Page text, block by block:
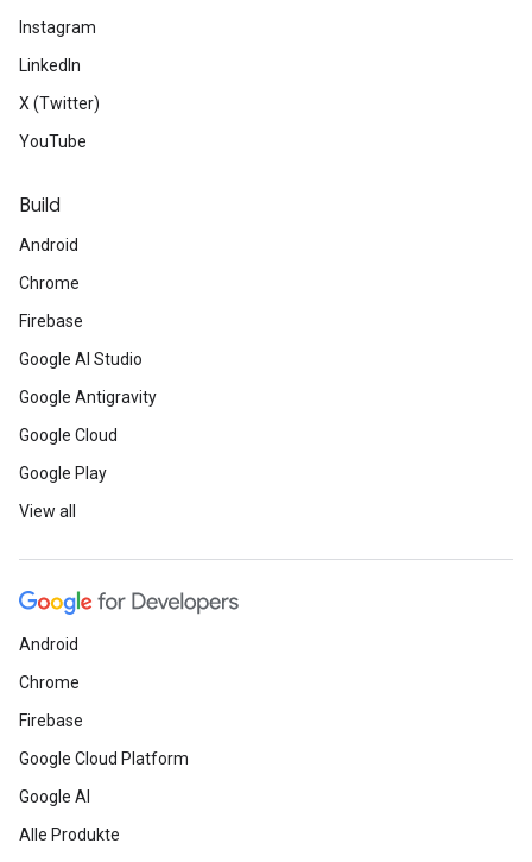
Instagram
LinkedIn
X (Twitter)
YouTube
Build
Android
Chrome
Firebase
Google AI Studio
Google Antigravity
Google Cloud
Google Play
View all
Android
Chrome
Firebase
Google Cloud Platform
Google AI
Alle Produkte